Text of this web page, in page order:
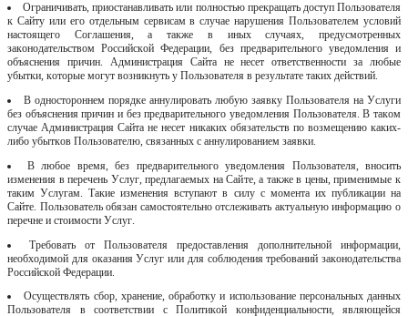
Ограничивать, приостанавливать или полностью прекращать доступ Пользователя
к Сайту или его отдельным сервисам в случае нарушения Пользователем условий
настоящего Соглашения, а также в иных случаях, предусмотренных
законодательством Российской Федерации, без предварительного уведомления и
объяснения причин. Администрация Сайта не несет ответственности за любые
убытки, которые могут возникнуть у Пользователя в результате таких действий.
В одностороннем порядке аннулировать любую заявку Пользователя на Услуги
без объяснения причин и без предварительного уведомления Пользователя. В таком
случае Администрация Сайта не несет никаких обязательств по возмещению каких-
либо убытков Пользователю, связанных с аннулированием заявки.
В любое время, без предварительного уведомления Пользователя, вносить
изменения в перечень Услуг, предлагаемых на Сайте, а также в цены, применимые к
таким Услугам. Такие изменения вступают в силу с момента их публикации на
Сайте. Пользователь обязан самостоятельно отслеживать актуальную информацию о
перечне и стоимости Услуг.
Требовать
от Пользователя предоставления дополнительной
информации,
необходимой для оказания Услуг или для соблюдения требований законодательства
Российской Федерации.
Осуществлять сбор, хранение, обработку и использование персональных данных
Пользователя в соответствии с Политикой конфиденциальности, являющейся